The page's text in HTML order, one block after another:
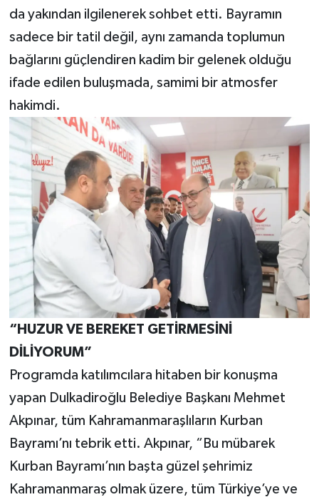
da yakından ilgilenerek sohbet etti. Bayramın
sadece bir tatil değil, aynı zamanda toplumun
bağlarını güçlendiren kadim bir gelenek olduğu
ifade edilen buluşmada, samimi bir atmosfer
hakimdi.
“HUZUR VE BEREKET GETİRMESİNİ
DİLİYORUM”
Programda katılımcılara hitaben bir konuşma
yapan Dulkadiroğlu Belediye Başkanı Mehmet
Akpınar, tüm Kahramanmaraşlıların Kurban
Bayramı’nı tebrik etti. Akpınar, “Bu mübarek
Kurban Bayramı’nın başta güzel şehrimiz
Kahramanmaraş olmak üzere, tüm Türkiye’ye ve